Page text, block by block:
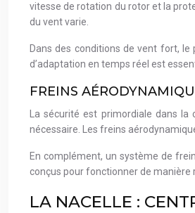
vitesse de rotation du rotor et la
du vent varie.
Dans des conditions de vent fort,
d’adaptation en temps réel est
FREINS
La sécurité est primordiale dans
nécessaire. Les freins
En complément, un système de
conçus pour fonctionner de manière
LA NACELLE :